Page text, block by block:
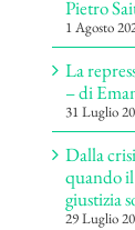
Pietro
1 Agosto
La
– di
31 Luglio
Dalla
quando
giustizia
29 Luglio